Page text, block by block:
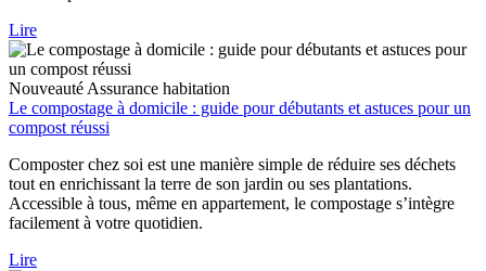
Lire
Nouveauté Assurance habitation
Le compostage à domicile : guide pour débutants et astuces pour un
compost réussi
Composter chez soi est une manière simple de réduire ses déchets
tout en enrichissant la terre de son jardin ou ses plantations.
Accessible à tous, même en appartement, le compostage s’intègre
facilement à votre quotidien.
Lire